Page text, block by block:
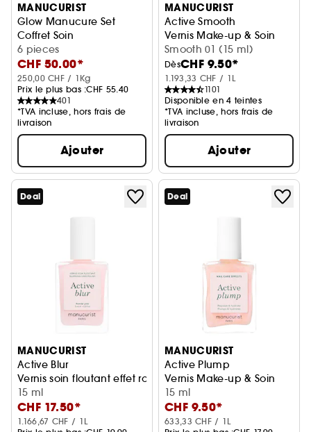
MANUCURIST
Glow Manucure Set
Coffret Soin
6 pieces
CHF 50.00*
250,00 CHF / 1Kg
Prix le plus bas :CHF 55.40
401
*TVA incluse, hors frais de
livraison
Ajouter
MANUCURIST
Active Smooth
Vernis Make-up & Soin
Smooth 01 (15 ml)
DèsCHF 9.50*
1.193,33 CHF / 1L
1101
Disponible en 4 teintes
*TVA incluse, hors frais de
livraison
Ajouter
Deal
MANUCURIST
Active Blur
Vernis soin floutant effet rose mat
15 ml
CHF 17.50*
1.166,67 CHF / 1L
Deal
MANUCURIST
Active Plump
Vernis Make-up & Soin
15 ml
CHF 9.50*
633,33 CHF / 1L